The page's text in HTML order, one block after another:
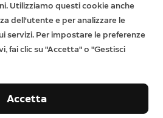
Utilizziamo questi cookie anche
dell'utente e per analizzare le
servizi. Per impostare le preferenze
fai clic su "Accetta" o "Gestisci
Accetta